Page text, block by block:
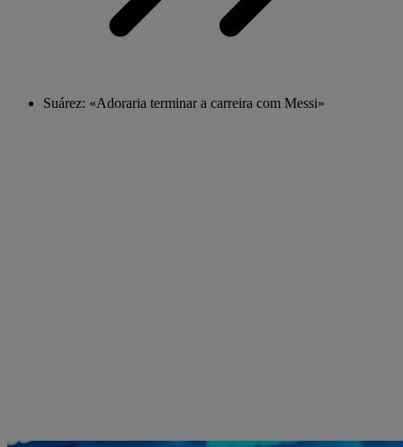
Suárez: «Adoraria terminar a carreira com Messi»